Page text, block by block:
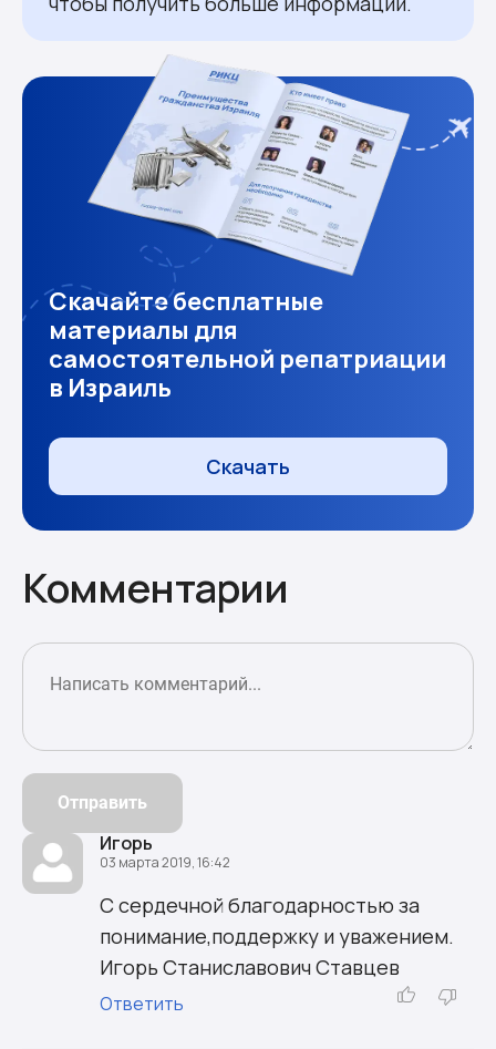
Скачайте бесплатные
материалы для
самостоятельной репатриации
в Израиль
Скачать
Комментарии
Отправить
Игорь
03 марта 2019, 16:42
С сердечной благодарностью за
понимание,поддержку и уважением.
Игорь Станиславович Ставцев
Ответить